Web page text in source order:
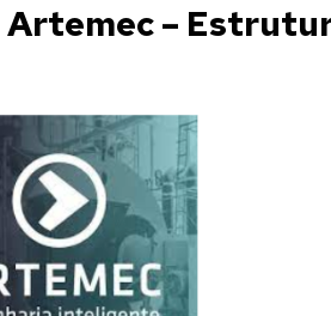
Artemec –